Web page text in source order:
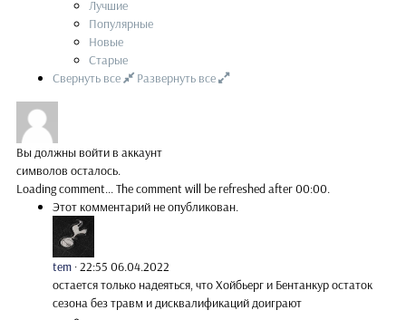
Лучшие
Популярные
Новые
Старые
Свернуть все
Развернуть все
Вы должны войти в аккаунт
символов осталось.
Loading comment...The comment will be refreshed after00:00.
Этот комментарий не опубликован.
tem ·22:55 06.04.2022
остается только надеяться, что Хойбьерг и Бентанкур остаток
сезона без травм и дисквалификаций доиграют